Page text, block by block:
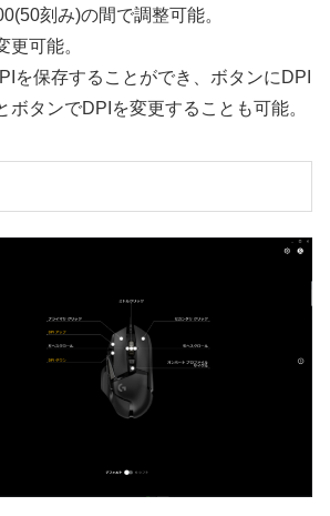
刻み)の間で調整可能。
更可能。
を保存することができ、ボタンにDPI
ボタンでDPIを変更することも可能。